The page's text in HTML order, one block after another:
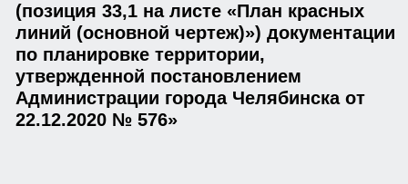
(позиция 33,1 на листе «План красных
линий (основной чертеж)») документации
по планировке территории,
утвержденной постановлением
Администрации города Челябинска от
22.12.2020 № 576»